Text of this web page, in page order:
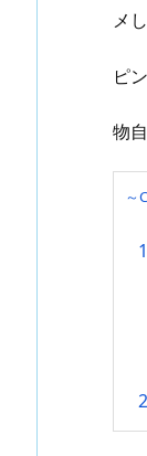
メ
ピ
物
～